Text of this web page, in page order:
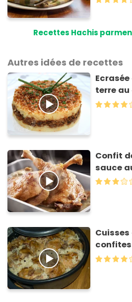
Recettes Hachis
Autres idées de recettes
terre
Confit
sauce